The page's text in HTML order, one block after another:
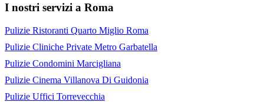
I nostri servizi a Roma
Pulizie Ristoranti Quarto Miglio Roma
Pulizie Cliniche Private Metro Garbatella
Pulizie Condomini Marcigliana
Pulizie Cinema Villanova Di Guidonia
Pulizie Uffici Torrevecchia